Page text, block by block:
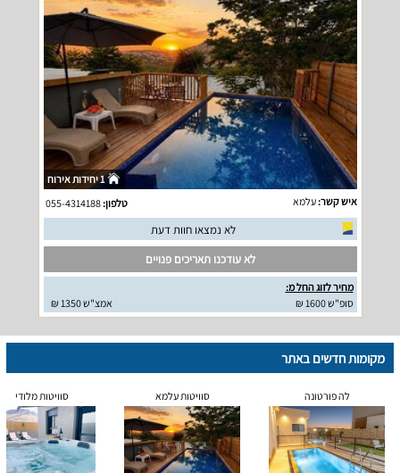
1 יחידות אירוח
איש קשר:עלמא טלפון:055-4314188
לא נמצאו חוות דעת
לא עודכנו תאריכים פנויים
מחיר לזוג החל מ:
סופ"ש 1600 ₪
אמצ"ש 1350 ₪
מקומות חדשים באתר
לה פורטונה סוויטות עלמא סוויטות מלודי